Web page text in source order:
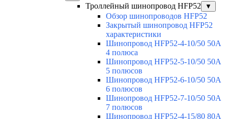
Троллейный шинопровод HFP52 ▼
Обзор шинопроводов HFP52
Закрытый шинопровод HFP52
характеристики
Шинопровод HFP52-4-10/50 50A
4 полюса
Шинопровод HFP52-5-10/50 50А
5 полюсов
Шинопровод HFP52-6-10/50 50А
6 полюсов
Шинопровод HFP52-7-10/50 50А
7 полюсов
Шинопровод HFP52-4-15/80 80A